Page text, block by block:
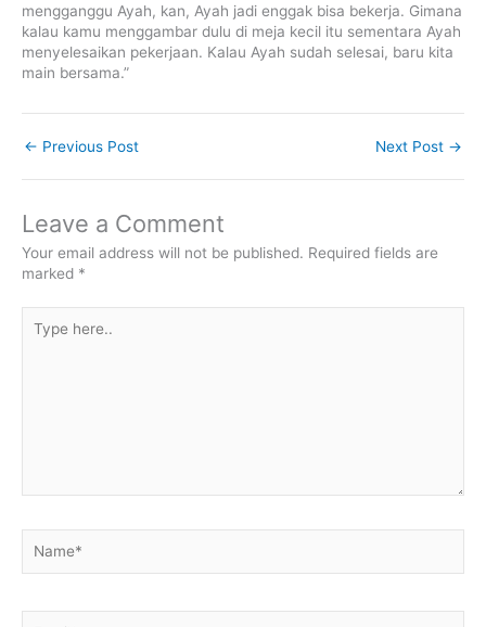
mengganggu Ayah, kan, Ayah jadi enggak bisa bekerja. Gimana
kalau kamu menggambar dulu di meja kecil itu sementara Ayah
menyelesaikan pekerjaan. Kalau Ayah sudah selesai, baru kita
main bersama.”
← Previous Post Next Post →
Leave a Comment
Your email address will not be published. Required fields are
marked *
here..